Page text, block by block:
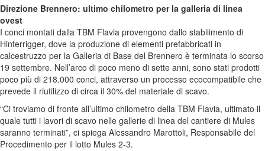
Direzione Brennero: ultimo chilometro per la galleria di linea
ovest
I conci montati dalla TBM Flavia provengono dallo stabilimento di
Hinterrigger, dove la produzione di elementi prefabbricati in
calcestruzzo per la Galleria di Base del Brennero è terminata lo scorso
19 settembre. Nell’arco di poco meno di sette anni, sono stati prodotti
poco più di 218.000 conci, attraverso un processo ecocompatibile che
prevede il riutilizzo di circa il 30% del materiale di scavo.
“Ci troviamo di fronte all’ultimo chilometro della TBM Flavia, ultimato il
quale tutti i lavori di scavo nelle gallerie di linea del cantiere di Mules
saranno terminati”, ci spiega Alessandro Marottoli, Responsabile del
Procedimento per il lotto Mules 2-3.